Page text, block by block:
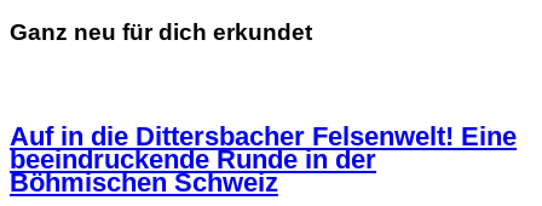
Ganz neu für dich erkundet
Auf in die Dittersbacher Felsenwelt! Eine
beeindruckende Runde in der
Böhmischen Schweiz